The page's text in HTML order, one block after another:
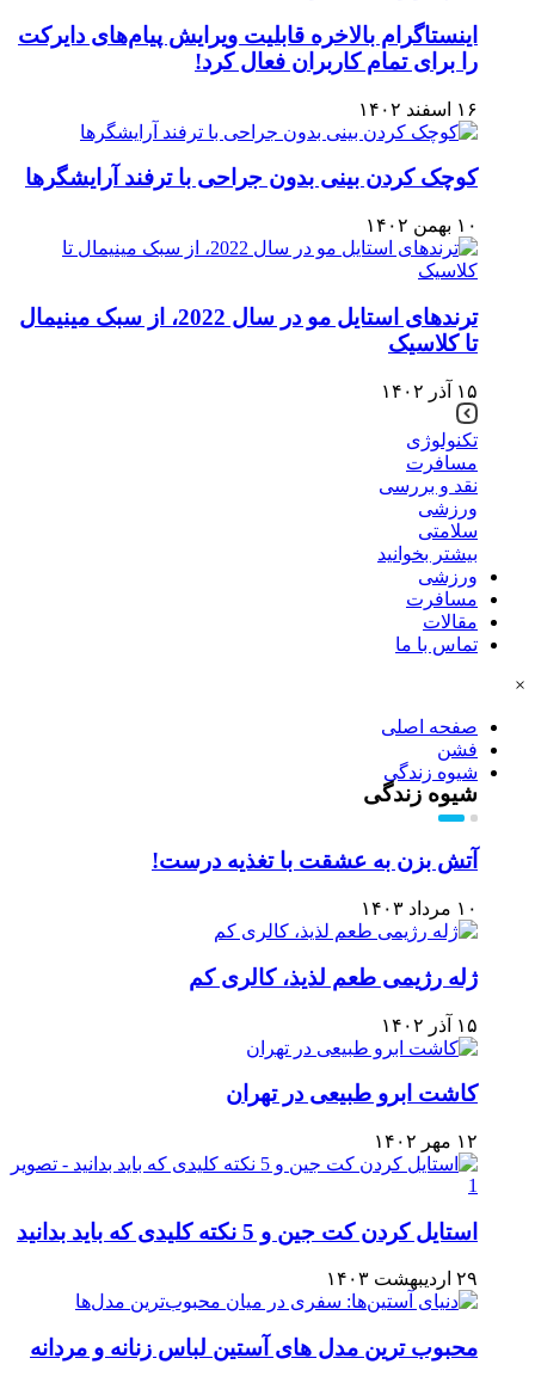
اینستاگرام بالاخره قابلیت ویرایش پیام‌های دایرکت
را برای تمام کاربران فعال کرد!
۱۶ اسفند ۱۴۰۲
کوچک کردن بینی بدون جراحی با ترفند آرایشگرها
۱۰ بهمن ۱۴۰۲
ترندهای استایل مو در سال 2022، از سبک مینیمال
تا کلاسیک
۱۵ آذر ۱۴۰۲
تکنولوژی
مسافرت
نقد و بررسی
ورزشی
سلامتی
بیشتر بخوانید
ورزشی
مسافرت
مقالات
تماس با ما
×
صفحه اصلی
فشن
شیوه زندگی
شیوه زندگی
آتش بزن به عشقت با تغذیه درست!
۱۰ مرداد ۱۴۰۳
ژله رژیمی طعم لذیذ، کالری کم
۱۵ آذر ۱۴۰۲
کاشت ابرو طبیعی در تهران
۱۲ مهر ۱۴۰۲
استایل کردن کت جین و 5 نکته کلیدی که باید بدانید
۲۹ اردیبهشت ۱۴۰۳
محبوب ترین مدل های آستین لباس زنانه و مردانه